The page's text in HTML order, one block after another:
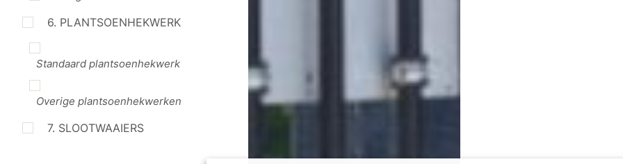
6. PLANTSOENHEKWERK
Standaard plantsoenhekwerk
Overige plantsoenhekwerken
7. SLOOTWAAIERS